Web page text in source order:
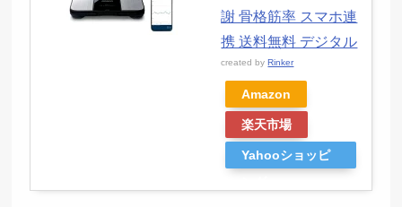
謝 骨格筋率 スマホ連
携 送料無料 デジタル
created byRinker
Amazon
楽天市場
Yahooショッピ